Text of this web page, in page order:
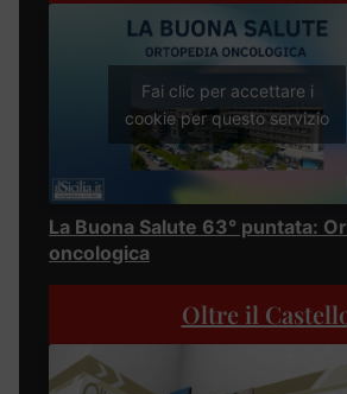
Fai clic per accettare i
cookie per questo servizio
La Buona Salute 63° puntata:
oncologica
Oltre il